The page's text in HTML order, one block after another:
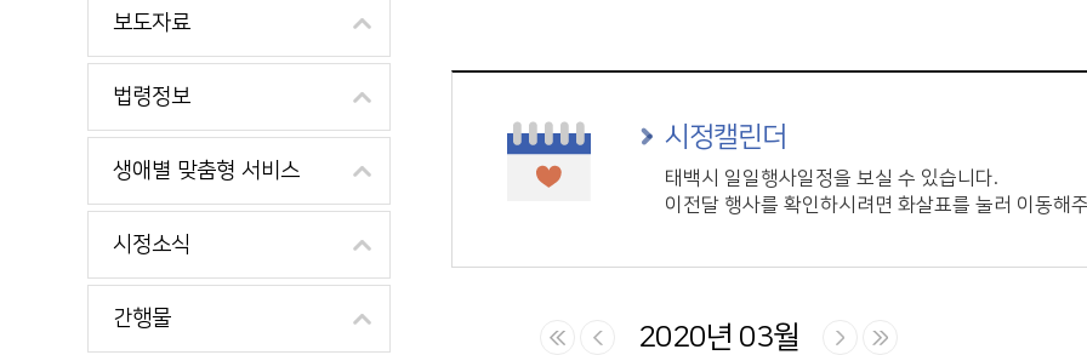
보도자료
법령정보
생애별 맞춤형 서비스
시정소식
간행물
시정캘린더
태백시 일일행사일정을 보실 수 있습니다.
이전달 행사를 확인하시려면 화살표를 눌러 이동해
2020년 03월